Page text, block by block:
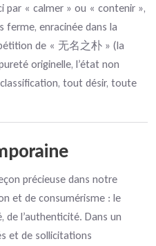
par « calmer » ou « contenir »,
ferme, enracinée dans la
de « 无名之朴 » (la
originelle, l’état non
tout désir, toute
précieuse dans notre
et de consumérisme : le
de l’authenticité. Dans un
et de sollicitations